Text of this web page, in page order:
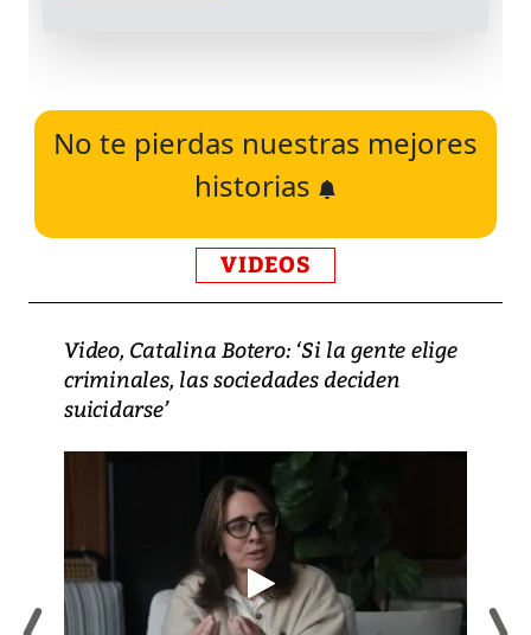
No te pierdas nuestras mejores
historias
VIDEOS
Video, Catalina Botero: ‘Si la gente elige
criminales, las sociedades deciden
suicidarse’